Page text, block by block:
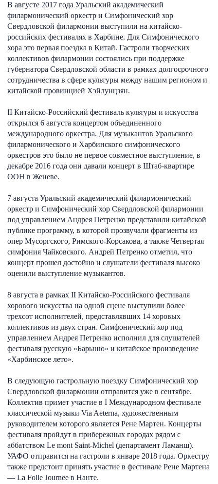
В августе 2017 года Уральский академический
филармонический оркестр и Симфонический хор
Свердловской филармонии выступили на китайско-
российских фестивалях в Харбине. Для Симфонического
хора это первая поездка в Китай. Гастроли творческих
коллективов филармонии состоялись при поддержке
губернатора Свердловской области в рамках долгосрочного
сотрудничества в сфере культуры между нашим регионом и
китайской провинцией Хэйлунцзян.
II Китайско-Российский фестиваль культуры и искусства
открылся 6 августа концертом объединенного
международного оркестра. Для музыкантов Уральского
филармонического и Харбинского симфонического
оркестров это было не первое совместное выступление, в
декабре 2016 года они давали концерт в Штаб-квартире
ООН в Женеве.
7 августа Уральский академический филармонический
оркестр и Симфонический хор Свердловской филармонии
под управлением Андрея Петренко представили китайской
публике программу, в которой прозвучали фрагменты из
опер Мусоргского, Римского-Корсакова, а также Четвертая
симфония Чайковского. Андрей Петренко отметил, что
концерт прошел достойно и слушатели фестиваля высоко
оценили выступление музыкантов.
8 августа в рамках II Китайско-Российского фестиваля
хорового искусства на одной сцене выступили более
трехсот исполнителей, представлявших 14 хоровых
коллективов из двух стран. Симфонический хор под
управлением Андрея Петренко исполнил для слушателей
фестиваля русскую «Барыню» и китайское произведение
«Харбинское лето».
В следующую гастрольную поездку Симфонический хор
Свердловской филармонии отправится уже в сентябре.
Коллектив примет участие в I Международном фестивале
классической музыки Via Aeterna, художественным
руководителем которого является Рене Мартен. Концерты
фестиваля пройдут в прибережных городах рядом с
аббатством Le mont Saint-Michel (департамент Ламанш).
УАФО отправится на гастроли в январе 2018 года. Оркестру
также предстоит принять участие в фестивале Рене Мартена
— La Folle Journee в Нанте.